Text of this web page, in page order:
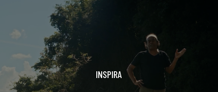
INSPIRA